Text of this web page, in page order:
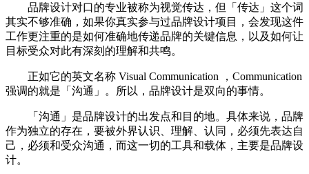
品牌设计对口的专业被称为视觉传达，但「传达」这个词
其实不够准确，如果你真实参与过品牌设计项目，会发现这件
工作更注重的是如何准确地传递品牌的关键信息，以及如何让
目标受众对此有深刻的理解和共鸣。
正如它的英文名称 Visual Communication ，Communication
强调的就是「沟通」。所以，品牌设计是双向的事情。
「沟通」是品牌设计的出发点和目的地。具体来说，品牌
作为独立的存在，要被外界认识、理解、认同，必须先表达自
己，必须和受众沟通，而这一切的工具和载体，主要是品牌设
计。